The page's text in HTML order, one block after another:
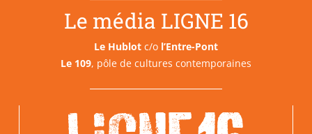
Le média LIGNE 16
Le Hublot c/o l’Entre-Pont
Le 109, pôle de cultures contemporaines